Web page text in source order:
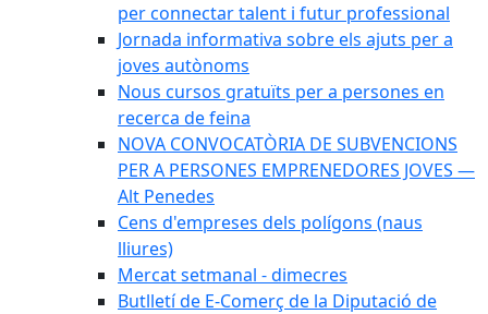
per connectar talent i futur professional
Jornada informativa sobre els ajuts per a
joves autònoms
Nous cursos gratuïts per a persones en
recerca de feina
NOVA CONVOCATÒRIA DE SUBVENCIONS
PER A PERSONES EMPRENEDORES JOVES —
Alt Penedes
Cens d'empreses dels polígons (naus
lliures)
Mercat setmanal - dimecres
Butlletí de E-Comerç de la Diputació de